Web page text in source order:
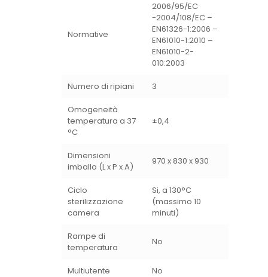
Normative
2006/95/EC
-2004/108/EC –
EN61326-1:2006 –
EN61010-1:2010 –
EN61010-2-
010:2003
Numero di ripiani 3
Omogeneità
temperatura a 37
°C
±0,4
Dimensioni
imballo (L x P x A)
970 x 830 x 930
Ciclo
sterilizzazione
camera
Si, a 130°C
(massimo 10
minuti)
Rampe di
temperatura
No
Multiutente No